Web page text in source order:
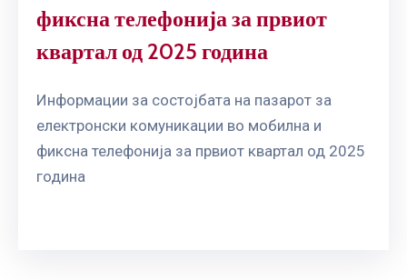
ТЕЛЕКОМУНИКАЦИИ
ГРИЖА
фиксна телефонија за првиот
квартал од 2025 година
Информации за состојбата на пазарот за
електронски комуникации во мобилна и
фиксна телефонија за првиот квартал од 2025
година